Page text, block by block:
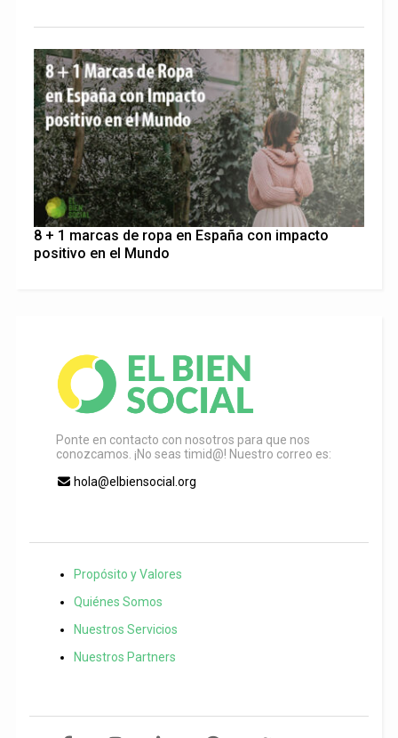
8 + 1 marcas de ropa en España con impacto
positivo en el Mundo
Ponte en contacto con nosotros para que nos
conozcamos. ¡No seas timid@! Nuestro correo es:
hola@elbiensocial.org
Propósito y Valores
Quiénes Somos
Nuestros Servicios
Nuestros Partners